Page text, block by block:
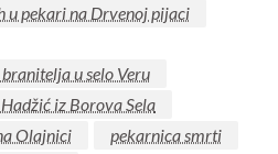
u pekari na Drvenoj pijaci
u selo Veru
iz Borova Sela
Olajnici
pekarnica smrti